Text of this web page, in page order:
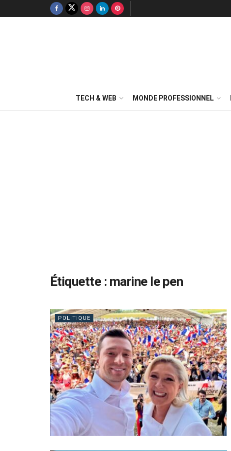
TECH & WEB MONDE PROFESSIONNEL
Étiquette : marine le pen
POLITIQUE